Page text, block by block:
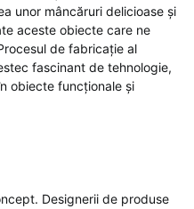
unor mâncăruri delicioase și
aceste obiecte care ne
de fabricație al
fascinant de tehnologie,
obiecte funcționale și
Designerii de produse